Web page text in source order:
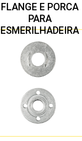
FLANGE E PORCA
PARA
ESMERILHADEIRA
4.1/2″ 22,23 MM